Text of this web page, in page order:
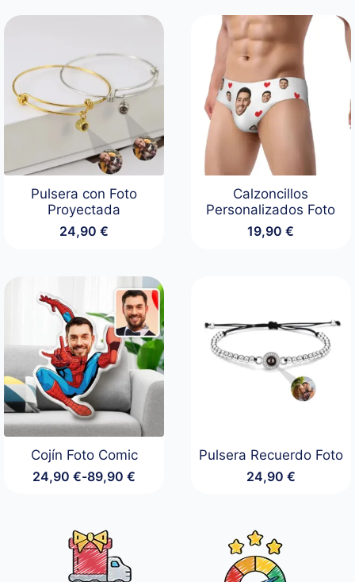
Pulsera con Foto
Proyectada
24,90€
Calzoncillos
Personalizados Foto
19,90€
Cojín Foto Comic
24,90€-89,90€
Rango
desde
24,90 €
hasta
89,90 €
Pulsera Recuerdo Foto
24,90 €